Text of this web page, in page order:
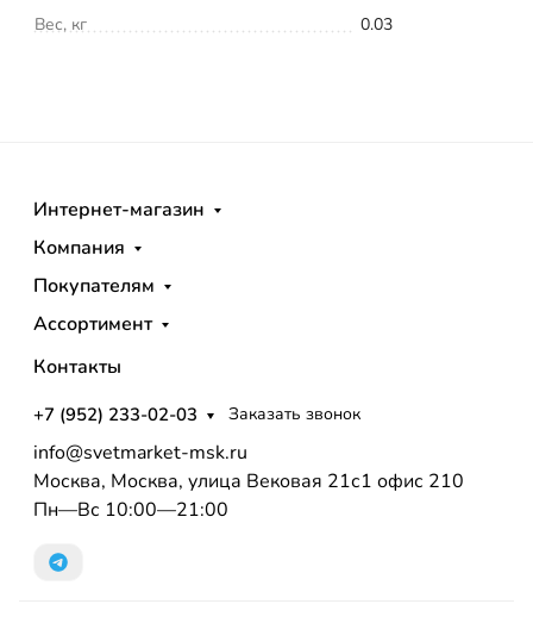
Вес, кг
0.03
Интернет-магазин
Компания
Покупателям
Ассортимент
Контакты
+7 (952) 233-02-03 Заказать звонок
info@svetmarket-msk.ru
Москва, Москва, улица Вековая 21с1 офис 210
Пн—Вс 10:00—21:00